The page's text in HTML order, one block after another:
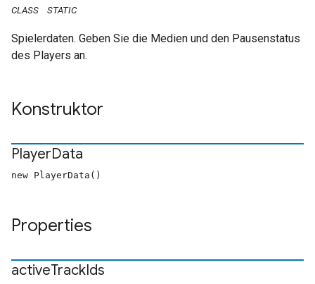
CLASS STATIC
Spielerdaten. Geben Sie die Medien und den Pausenstatus
des Players an.
Konstruktor
PlayerData
new PlayerData()
Properties
activeTrackIds